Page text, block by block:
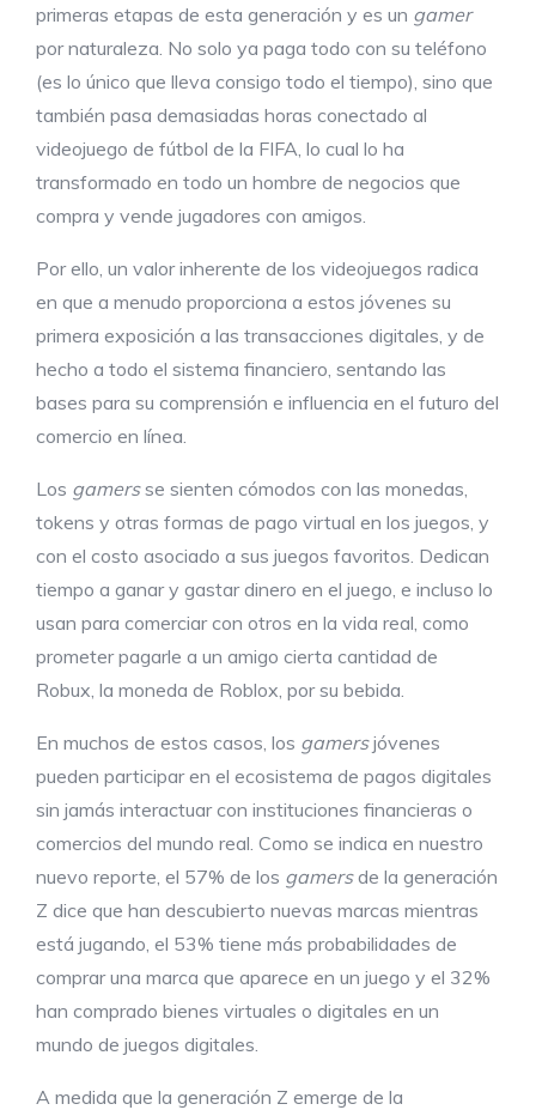
primeras etapas de esta generación y es un gamer
por naturaleza. No solo ya paga todo con su teléfono
(es lo único que lleva consigo todo el tiempo), sino que
también pasa demasiadas horas conectado al
videojuego de fútbol de la FIFA, lo cual lo ha
transformado en todo un hombre de negocios que
compra y vende jugadores con amigos.
Por ello, un valor inherente de los videojuegos radica
en que a menudo proporciona a estos jóvenes su
primera exposición a las transacciones digitales, y de
hecho a todo el sistema financiero, sentando las
bases para su comprensión e influencia en el futuro del
comercio en línea.
Los gamersse sienten cómodos con las monedas,
tokens y otras formas de pago virtual en los juegos, y
con el costo asociado a sus juegos favoritos. Dedican
tiempo a ganar y gastar dinero en el juego, e incluso lo
usan para comerciar con otros en la vida real, como
prometer pagarle a un amigo cierta cantidad de
Robux, la moneda de Roblox, por su bebida.
En muchos de estos casos, los gamersjóvenes
pueden participar en el ecosistema de pagos digitales
sin jamás interactuar con instituciones financieras o
comercios del mundo real. Como se indica en nuestro
nuevo reporte, el 57% de los gamersde la generación
Z dice que han descubierto nuevas marcas mientras
está jugando, el 53% tiene más probabilidades de
comprar una marca que aparece en un juego y el 32%
han comprado bienes virtuales o digitales en un
mundo de juegos digitales.
A medida que la generación Z emerge de la